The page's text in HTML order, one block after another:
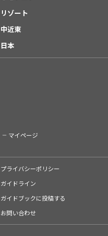
リゾート
中近東
日本
マイページ
プライバシーポリシー
ガイドライン
ガイドブックに投稿する
お問い合わせ